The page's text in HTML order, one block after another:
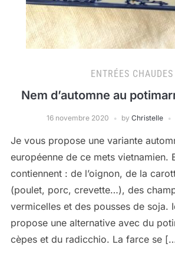
ENTRÉES CHAUDES
Nem d’automne au
16 novembre 2020 by Christelle
Je vous propose une variante
européenne de ce mets vietnamien.
contiennent : de l’oignon, de la
(poulet, porc, crevette…), des
vermicelles et des pousses de soja.
propose une alternative avec du
cèpes et du radicchio. La farce se